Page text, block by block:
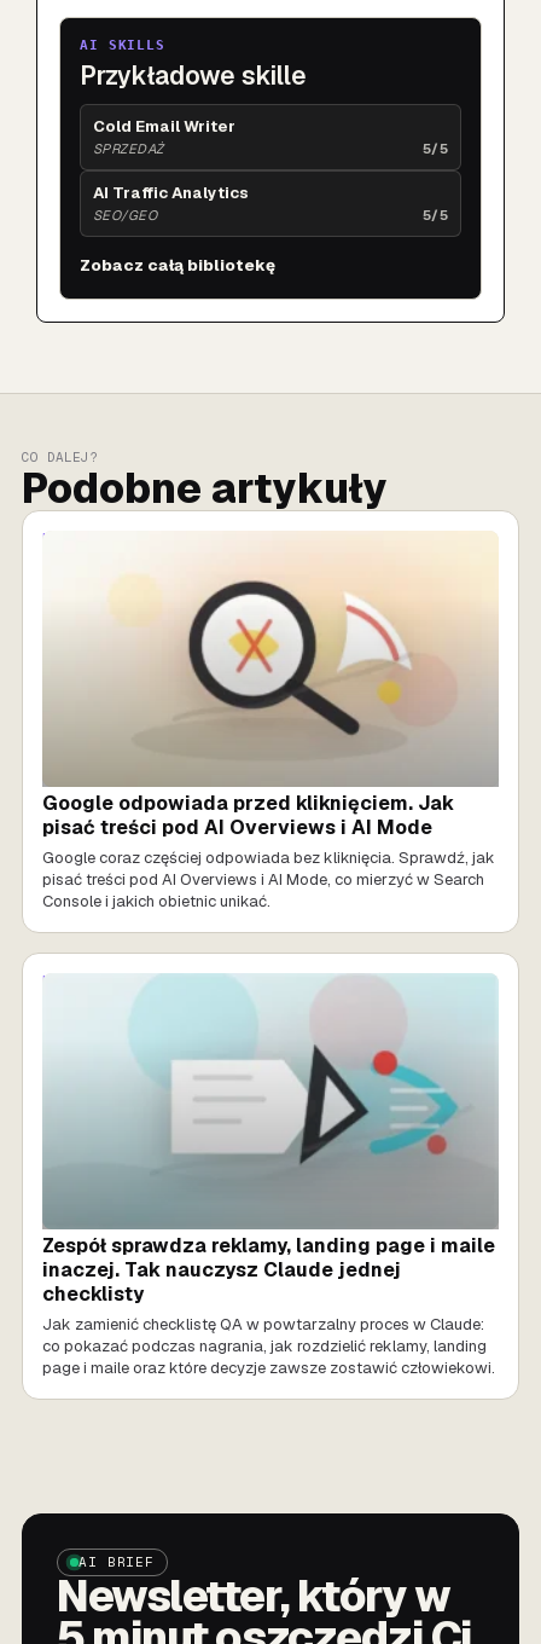
AI SKILLS
Przykładowe skille
Cold Email Writer
SPRZEDAŻ 5/5
AI Traffic Analytics
SEO/GEO 5/5
Zobacz całą bibliotekę
CO DALEJ?
Podobne artykuły
MARKETING AI
Google odpowiada przed kliknięciem. Jak
pisać treści pod AI Overviews i AI Mode
Google coraz częściej odpowiada bez kliknięcia. Sprawdź, jak
pisać treści pod AI Overviews i AI Mode, co mierzyć w Search
Console i jakich obietnic unikać.
MARKETING AI
Zespół sprawdza reklamy, landing page i maile
inaczej. Tak nauczysz Claude jednej
checklisty
Jak zamienić checklistę QA w powtarzalny proces w Claude:
co pokazać podczas nagrania, jak rozdzielić reklamy, landing
page i maile oraz które decyzje zawsze zostawić człowiekowi.
AI BRIEF
Newsletter, który w